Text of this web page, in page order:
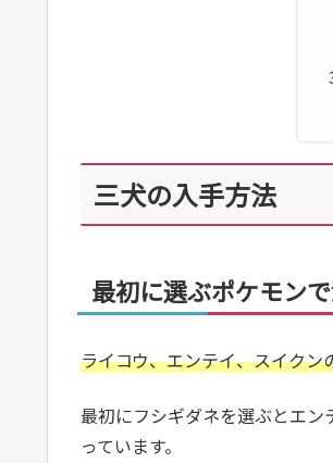
三犬の入手方法
最初に選ぶポケモン
ライコウ、エンテイ、スイク
最初にフシギダネを選ぶとエ
っています。